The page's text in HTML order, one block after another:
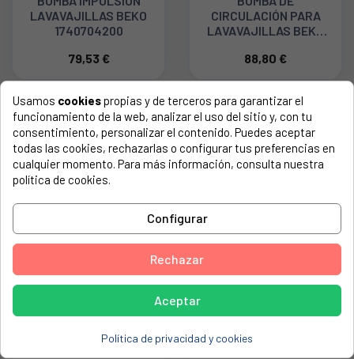
LAVAVAJILLAS BEKO
1740704200
79,53 €
CIRCULACIÓN PARA
LAVAVAJILLAS BEKO
88,80 €
WHIRLPOOL, INDESIT
BEKO 1740704500
Usamos cookiespropias y de terceros para garantizar el
funcionamiento de la web, analizar el uso del sitio y, con tu
consentimiento, personalizar el contenido. Puedes aceptar
todas las cookies, rechazarlas o configurar tus preferencias en
cualquier momento. Para más información, consulta nuestra
política de cookies.
Configurar
Rechazar
Aceptar
Política de privacidad y cookies